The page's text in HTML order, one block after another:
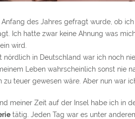
Anfang des Jahres gefragt wurde, ob
Ich hatte zwar keine Ahnung was
wird.
nördlich in Deutschland war ich noch
Leben wahrscheinlich sonst nie
zu teuer gewesen wäre. Aber nun war
meiner Zeit auf der Insel habe ich in
tätig. Jeden Tag war es unter